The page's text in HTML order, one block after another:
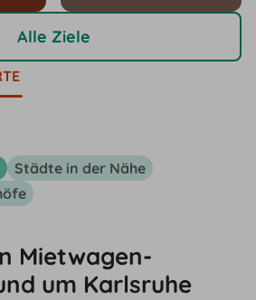
Alle Ziele
Städte in der Nähe
Mietwagen-
um Karlsruhe